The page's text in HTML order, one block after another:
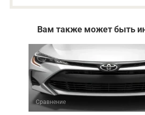
Вам также может быть
Сравнение